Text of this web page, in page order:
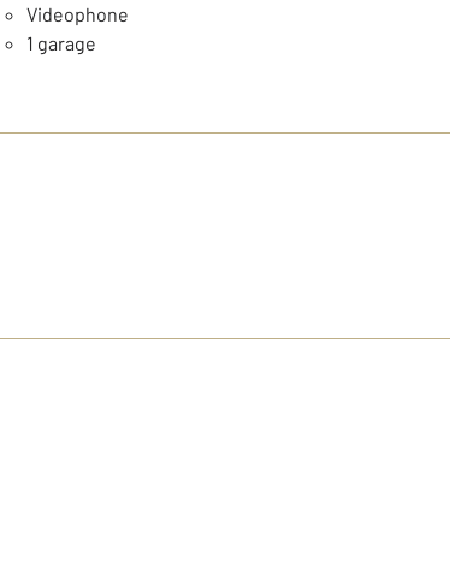
Videophone
1 garage